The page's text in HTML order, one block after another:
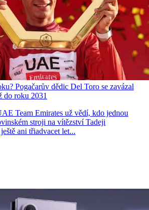
Pogačarův dědic Del Toro se zavázal
do roku 2031
Team Emirates už vědí, kdo jednou
stroji na vítězství Tadeji
ani třiadvacet let...